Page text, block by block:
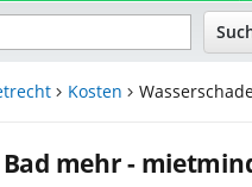
Kosten
mehr -